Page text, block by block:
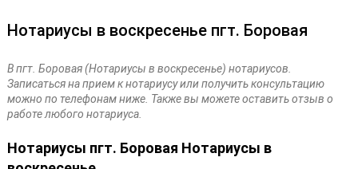
Нотариусы в воскресенье пгт. Боровая
В пгт. Боровая (Нотариусы в воскресенье) нотариусов.
Записаться на прием к нотариусу или получить консультацию
можно по телефонам ниже. Также вы можете оставить отзыв о
работе любого нотариуса.
Нотариусы пгт. Боровая Нотариусы в